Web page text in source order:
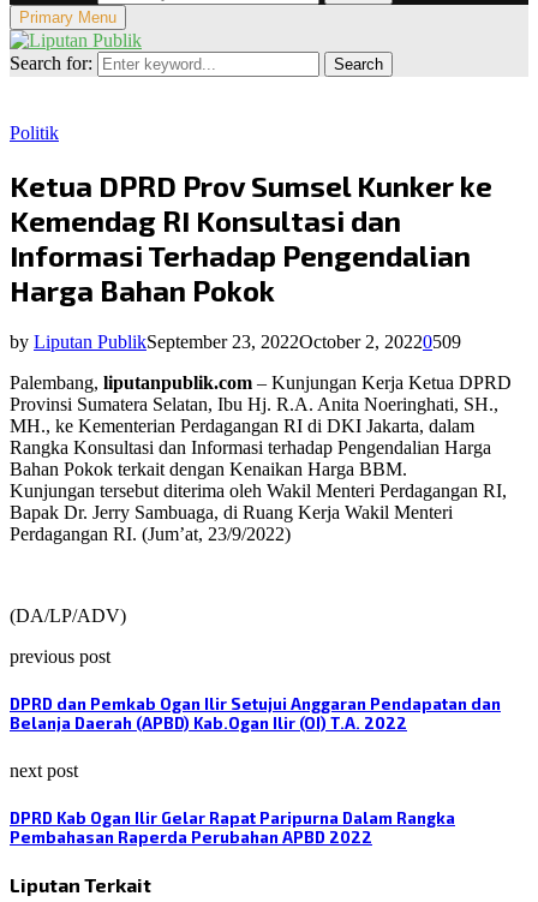
Primary Menu
Search for: Search
Politik
Ketua DPRD Prov Sumsel Kunker ke
Kemendag RI Konsultasi dan
Informasi Terhadap Pengendalian
Harga Bahan Pokok
by Liputan PublikSeptember 23, 2022October 2, 20220509
Palembang, liputanpublik.com – Kunjungan Kerja Ketua DPRD
Provinsi Sumatera Selatan, Ibu Hj. R.A. Anita Noeringhati, SH.,
MH., ke Kementerian Perdagangan RI di DKI Jakarta, dalam
Rangka Konsultasi dan Informasi terhadap Pengendalian Harga
Bahan Pokok terkait dengan Kenaikan Harga BBM.
Kunjungan tersebut diterima oleh Wakil Menteri Perdagangan RI,
Bapak Dr. Jerry Sambuaga, di Ruang Kerja Wakil Menteri
Perdagangan RI. (Jum’at, 23/9/2022)
(DA/LP/ADV)
previous post
DPRD dan Pemkab Ogan Ilir Setujui Anggaran Pendapatan dan
Belanja Daerah (APBD) Kab.Ogan Ilir (OI) T.A. 2022
next post
DPRD Kab Ogan Ilir Gelar Rapat Paripurna Dalam Rangka
Pembahasan Raperda Perubahan APBD 2022
Liputan Terkait